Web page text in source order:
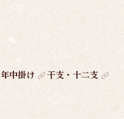
年中掛け
干支・十二支